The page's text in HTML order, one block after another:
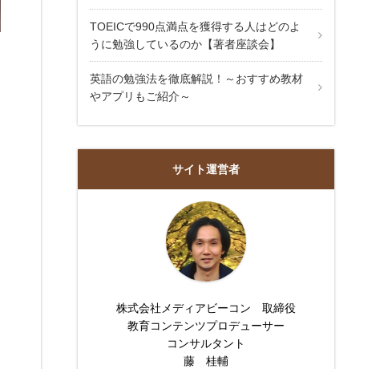
TOEICで990点満点を獲得する人はどのよ
うに勉強しているのか【著者座談会】
英語の勉強法を徹底解説！～おすすめ教材
やアプリもご紹介～
サイト運営者
株式会社メディアビーコン 取締役
教育コンテンツプロデューサー
コンサルタント
藤 桂輔